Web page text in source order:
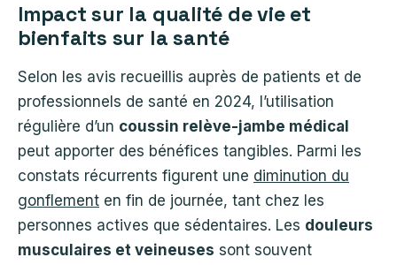
Impact sur la qualité de vie et
bienfaits sur la santé
Selon les avis recueillis auprès de patients et de
professionnels de santé en 2024, l’utilisation
régulière d’un coussin relève-jambe médical
peut apporter des bénéfices tangibles. Parmi les
constats récurrents figurent une diminution du
gonflement en fin de journée, tant chez les
personnes actives que sédentaires. Les douleurs
musculaires et veineuses sont souvent